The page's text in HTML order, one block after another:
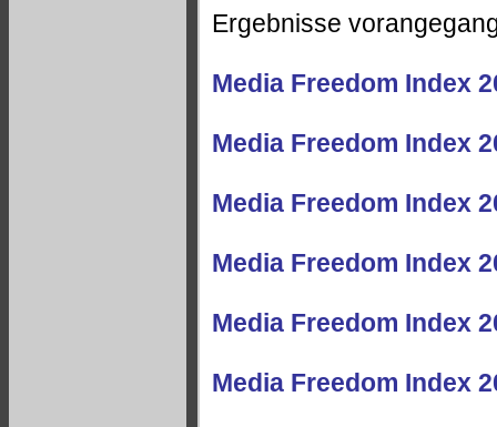
Ergebnisse
Media Freedom Index
Media Freedom Index
Media Freedom Index
Media Freedom Index
Media Freedom Index
Media Freedom Index